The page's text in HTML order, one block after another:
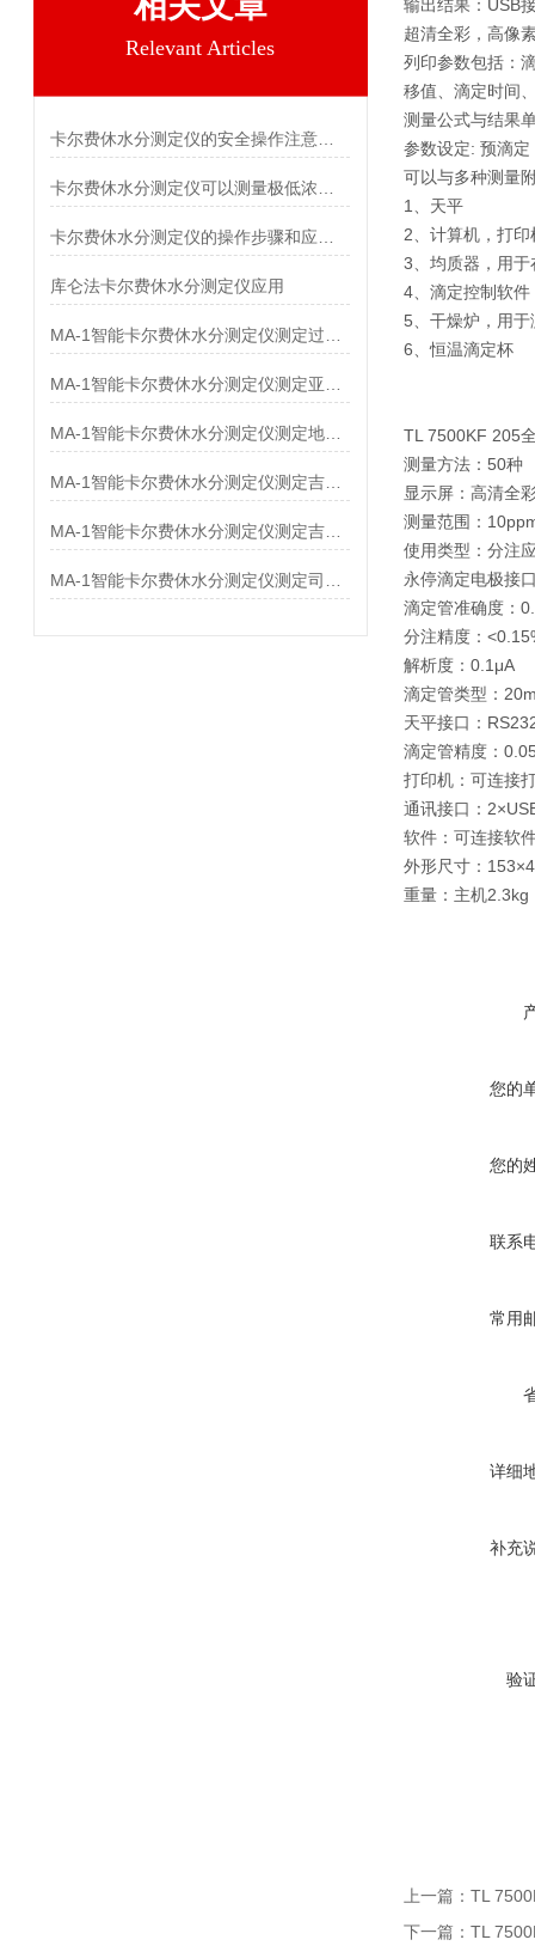
Relevant Articles
库仑法卡尔费休水分测定仪应用
输出结果：USB
超清全彩，高像
列印参数包括：
移值、滴定时间
测量公式与结果
参数设定: 预滴
可以与多种测量
1、天平
2、计算机，打印
3、均质器，用
4、滴定控制软件
5、干燥炉，用
6、恒温滴定杯
TL 7500KF 205
测量方法：50种
显示屏：高清全
测量范围：
使用类型：分注
永停滴定电极接
滴定管准确度：
分注精度：
解析度：0.1μA
滴定管类型：
天平接口：
滴定管精度：
打印机：可连接
通讯接口：
软件：可连接软
外形尺寸：
重量：主机2.3kg
您的
您的
联系
常用
详细
补充
验
上一篇： TL
下一篇： TL